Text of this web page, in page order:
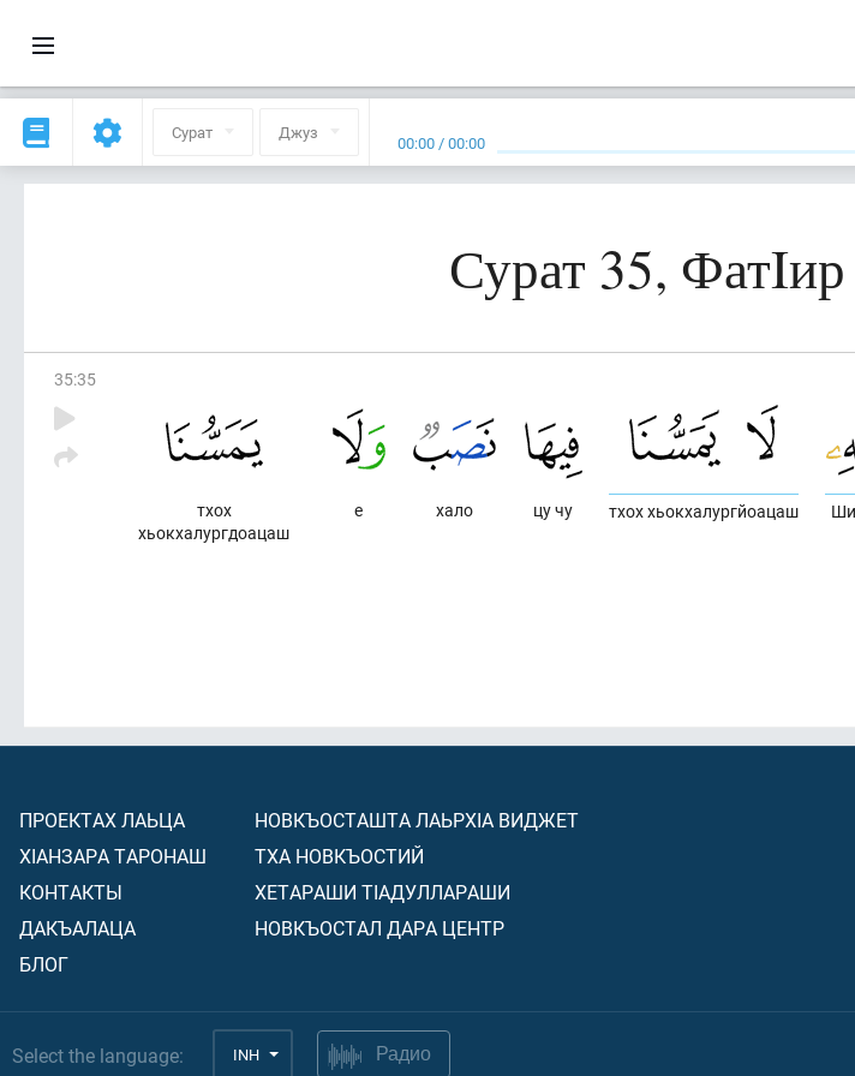
Сурат Джуз 00:00 /00:00
Сурат 35,
35:35
тхох хьокхалургйоацаш
цу чу
хало
е
тхох
хьокхалургдоацаш
ПРОЕКТАХ ЛАЬЦА
ХIАНЗАРА ТАРОНАШ
КОНТАКТЫ
ДАКЪАЛАЦА
БЛОГ
НОВКЪОСТАШТА ЛАЬРХIА ВИДЖЕТ
ТХА НОВКЪОСТИЙ
ХЕТАРАШИ ТIАДУЛЛАРАШИ
НОВКЪОСТАЛ ДАРА ЦЕНТР
Select the language: INH Радио